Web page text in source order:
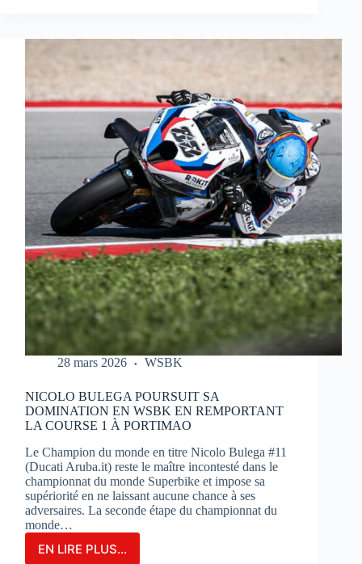
MAGNIFIQUE
EN
SPRINT
AUSTIN
28 mars 2026 WSBK
NICOLO BULEGA POURSUIT SA
DOMINATION EN WSBK EN REMPORTANT
LA COURSE 1 À PORTIMAO
Le Champion du monde en titre Nicolo Bulega #11
(Ducati Aruba.it) reste le maître incontesté dans le
championnat du monde Superbike et impose sa
supériorité en ne laissant aucune chance à ses
adversaires. La seconde étape du championnat du
monde…
EN LIRE PLUS...
NICOLO